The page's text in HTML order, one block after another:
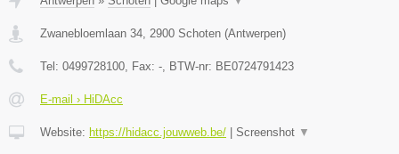
Zwanebloemlaan 34 2900 Schoten (Antwerpen)
Tel: 0499728100 , Fax: - , BTW-nr: BE0724791423
E-mail › HiDAcc
Website: https://hidacc.jouwweb.be/ | Screenshot ▼